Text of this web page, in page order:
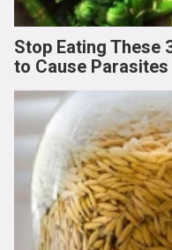
Stop Eating These
to Cause Parasites